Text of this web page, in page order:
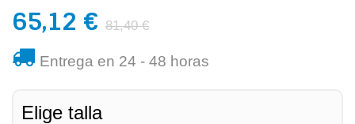
65,12 € 81,40 €
Entrega en 24 - 48 horas
Elige talla